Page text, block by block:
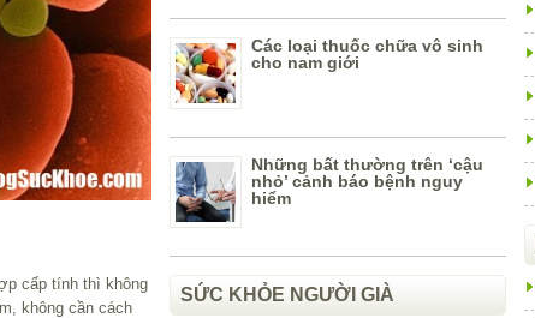
cấp tính thì không
không cần cách
Các loại thuốc chữa vô sinh
cho nam giới
Những bất thường trên ‘cậu
nhỏ’ cảnh báo bệnh nguy
hiểm
SỨC KHỎE NGƯỜI GIÀ